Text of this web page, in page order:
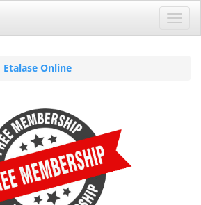
Etalase Online